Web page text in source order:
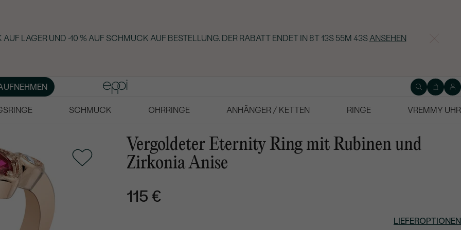
LAGER UND -10 % AUF SCHMUCK AUF BESTELLUNG. DER RABATT ENDET IN 8T 13S 55M 42S ANSEHEN
SCHMUCK OHRRINGE ANHÄNGER / KETTEN RINGE
VREMMY UHR
Vergoldeter Eternity Ring mit Rubinen und
Zirkonia Anise
115 €
LIEFEROPTIONEN